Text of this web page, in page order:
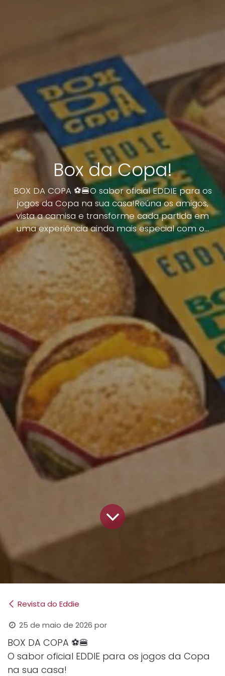
Box da Copa!
BOX DA COPA ⚽🍔O sabor oficial EDDIE para os
jogos da Copa na sua casa!Reúna os amigos,
vista a camisa e transforme cada partida em
uma experiência ainda mais especial com o...
Revista do Eddie
25 de maio de 2026 por
BOX DA COPA ⚽🍔
O sabor oficial EDDIE para os jogos da Copa
na sua casa!